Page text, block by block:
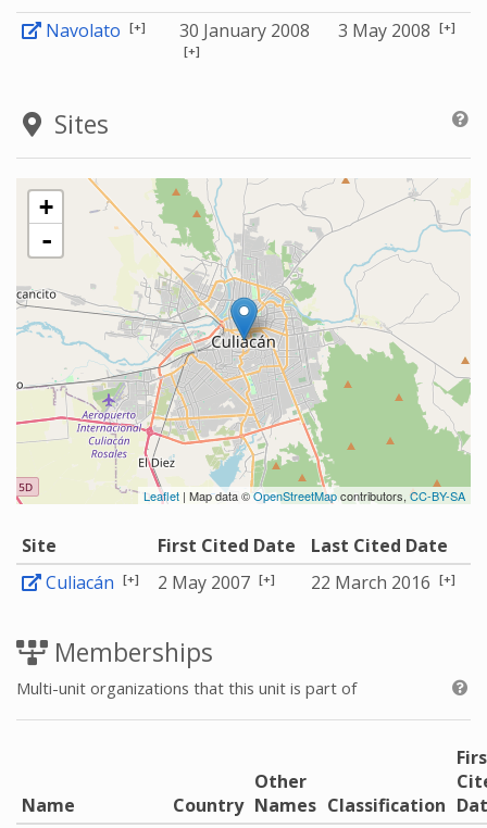
Navolato [+] 30 January 2008
[+]
3 May 2008 [+]
Sites
+
-
Leaflet | Map data ©OpenStreetMapcontributors, CC-BY-SA
Site First Cited Date
Last Cited Date
Culiacán [+] 2 May 2007 [+] 22 March 2016 [+]
Memberships
Multi-unit organizations that this unit is part of
Name Country
Other
Names Classification